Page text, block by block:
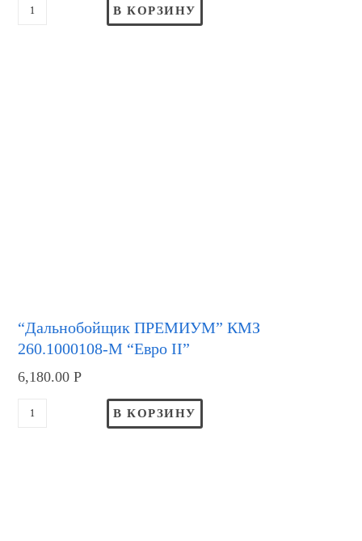
В КОРЗИНУ
“Дальнобойщик ПРЕМИУМ” КМЗ
260.1000108-М “Евро II”
6,180.00Р
В КОРЗИНУ